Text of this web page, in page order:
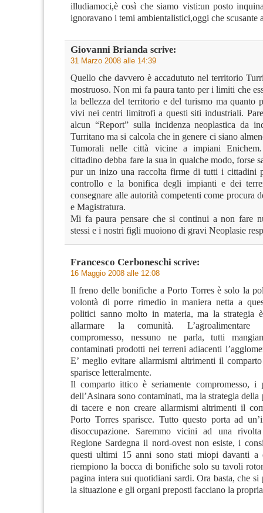
illudiamoci,è così che siamo visti:un posto
ignoravano i temi ambientalistici,oggi che scusante
Giovanni Brianda scrive:
31 Marzo 2008 alle 14:39
Quello che davvero è accadututo nel territorio
mostruoso. Non mi fa paura tanto per i limiti che
la bellezza del territorio e del turismo ma quanto
vivi nei centri limitrofi a questi siti industriali.
alcun “Report” sulla incidenza neoplastica da
Turritano ma si calcola che in genere ci siano
Tumorali nelle città vicine a impiani
cittadino debba fare la sua in qualche modo, forse
pur un inizo una raccolta firme di tutti i cittadini
controllo e la bonifica degli impianti e dei
consegnare alle autorità competenti come procura
e Magistratura.
Mi fa paura pensare che si continui a non fare
stessi e i nostri figli muoiono di gravi Neoplasie
Francesco Cerboneschi scrive:
16 Maggio 2008 alle 12:08
Il freno delle bonifiche a Porto Torres è solo la
volontà di porre rimedio in maniera netta a
politici sanno molto in materia, ma la strategia
allarmare la comunità. L’agroalimentare
compromesso, nessuno ne parla, tutti
contaminati prodotti nei terreni adiacenti
E’ meglio evitare allarmismi altrimenti il comparto
sparisce letteralmente.
Il comparto ittico è seriamente compromesso, i
dell’Asinara sono contaminati, ma la strategia
di tacere e non creare allarmismi altrimenti il
Porto Torres sparisce. Tutto questo porta ad
disoccupazione. Saremmo vicini ad una
Regione Sardegna il nord-ovest non esiste, i
questi ultimi 15 anni sono stati miopi davanti a
riempiono la bocca di bonifiche solo su tavoli
pagina intera sui quotidiani sardi. Ora basta, che si
la situazione e gli organi preposti facciano la